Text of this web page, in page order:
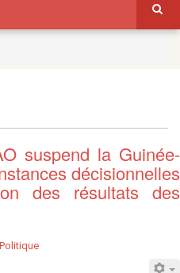
suspend la Guinée-
décisionnelles
des résultats des
Politique